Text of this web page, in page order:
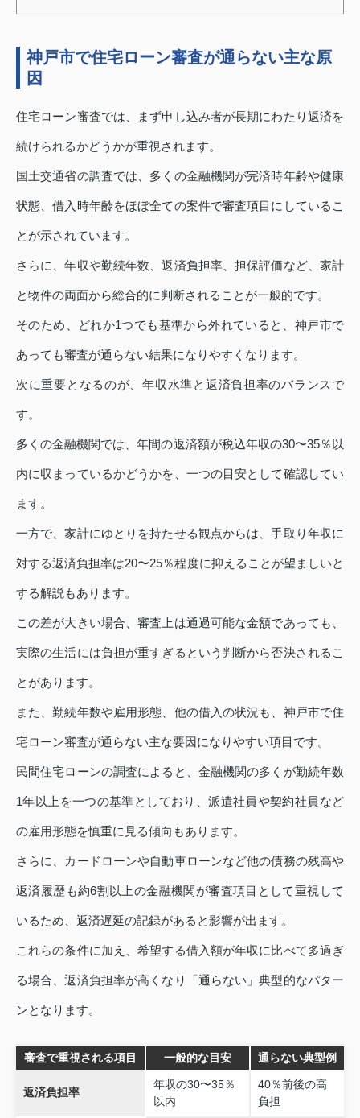
神戸市で住宅ローン審査が通らない主な原
因
住宅ローン審査では、まず申し込み者が長期にわたり返済を
続けられるかどうかが重視されます。
国土交通省の調査では、多くの金融機関が完済時年齢や健康
状態、借入時年齢をほぼ全ての案件で審査項目にしているこ
とが示されています。
さらに、年収や勤続年数、返済負担率、担保評価など、家計
と物件の両面から総合的に判断されることが一般的です。
そのため、どれか1つでも基準から外れていると、神戸市で
あっても審査が通らない結果になりやすくなります。
次に重要となるのが、年収水準と返済負担率のバランスで
す。
多くの金融機関では、年間の返済額が税込年収の30〜35％以
内に収まっているかどうかを、一つの目安として確認してい
ます。
一方で、家計にゆとりを持たせる観点からは、手取り年収に
対する返済負担率は20〜25％程度に抑えることが望ましいと
する解説もあります。
この差が大きい場合、審査上は通過可能な金額であっても、
実際の生活には負担が重すぎるという判断から否決されるこ
とがあります。
また、勤続年数や雇用形態、他の借入の状況も、神戸市で住
宅ローン審査が通らない主な要因になりやすい項目です。
民間住宅ローンの調査によると、金融機関の多くが勤続年数
1年以上を一つの基準としており、派遣社員や契約社員など
の雇用形態を慎重に見る傾向もあります。
さらに、カードローンや自動車ローンなど他の債務の残高や
返済履歴も約6割以上の金融機関が審査項目として重視して
いるため、返済遅延の記録があると影響が出ます。
これらの条件に加え、希望する借入額が年収に比べて多過ぎ
る場合、返済負担率が高くなり「通らない」典型的なパター
ンとなります。
審査で重視される項目 一般的な目安 通らない典型例
返済負担率
年収の30〜35％
以内
40％前後の高
負担